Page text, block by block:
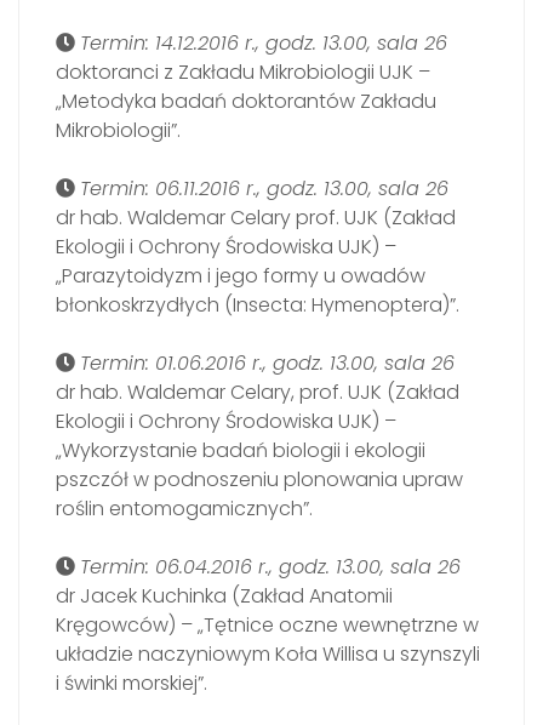
Termin: 14.12.2016 r., godz. 13.00, sala 26
doktoranci z Zakładu Mikrobiologii UJK –
„Metodyka badań doktorantów Zakładu
Mikrobiologii”.
Termin: 06.11.2016 r., godz. 13.00, sala 26
dr hab. Waldemar Celary prof. UJK (Zakład
Ekologii i Ochrony Środowiska UJK) –
„Parazytoidyzm i jego formy u owadów
błonkoskrzydłych (Insecta: Hymenoptera)”.
Termin: 01.06.2016 r., godz. 13.00, sala 26
dr hab. Waldemar Celary, prof. UJK (Zakład
Ekologii i Ochrony Środowiska UJK) –
„Wykorzystanie badań biologii i ekologii
pszczół w podnoszeniu plonowania upraw
roślin entomogamicznych”.
Termin: 06.04.2016 r., godz. 13.00, sala 26
dr Jacek Kuchinka (Zakład Anatomii
Kręgowców) – „Tętnice oczne wewnętrzne w
układzie naczyniowym Koła Willisa u szynszyli
i świnki morskiej”.